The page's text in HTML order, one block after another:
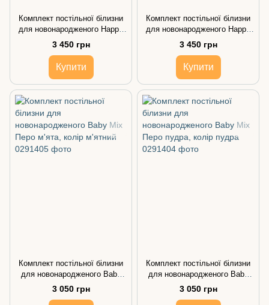
Комплект постільної білизни
для новонародженого Happy
night Зірки сірі
3 450 грн
Купити
Комплект постільної білизни
для новонародженого Happy
night Сердечка бежеві
3 450 грн
Купити
Комплект постільної білизни
для новонародженого Baby
Mix Перо м'ята, колір м'ятний
3 050 грн
Комплект постільної білизни
для новонародженого Baby
Mix Перо пудра, колір пудра
3 050 грн